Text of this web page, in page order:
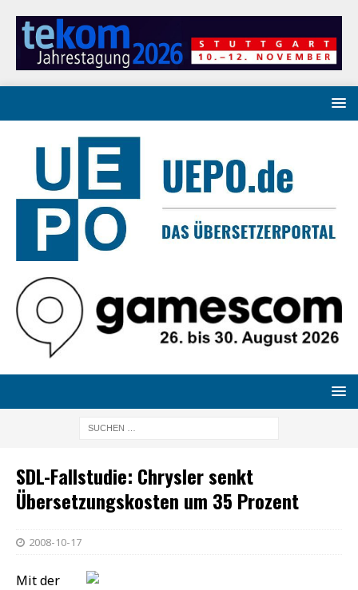
SDL-Fallstudie: Chrysler senkt
Übersetzungskosten um 35 Prozent
2008-10-17
Mit der